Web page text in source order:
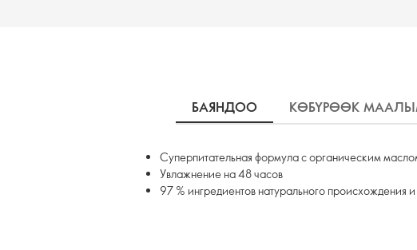
БАЯНДОО КӨБҮРӨӨК
Суперпитательная формула с органическим
Увлажнение на 48 часов
97 % ингредиентов натурального происхождения